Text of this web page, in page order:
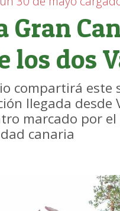
Gran
los dos
compartirá este
llegada desde
marcado por
canaria